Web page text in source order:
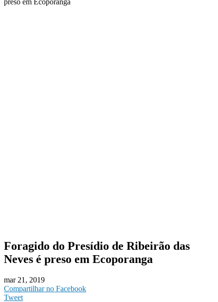
preso em Ecoporanga
Foragido do Presídio de Ribeirão das
Neves é preso em Ecoporanga
mar 21, 2019
Compartilhar no Facebook
Tweet